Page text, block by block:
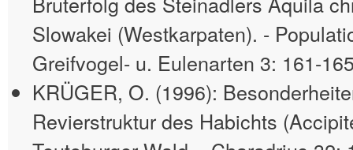
Slowakei (Westkarpaten). -
Greifvogel- u. Eulenarten 3: 161-
KRÜGER, O. (1996):
Revierstruktur des Habichts